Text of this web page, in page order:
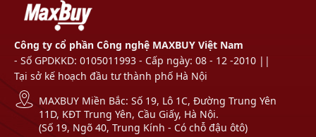
Công ty cổ phần Công nghệ MAXBUY Việt Nam
- Số GPDKKD: 0105011993 - Cấp ngày: 08 - 12 -2010 ||
Tại sở kế hoạch đầu tư thành phố Hà Nội
MAXBUY Miền Bắc: Số 19, Lô 1C, Đường Trung Yên
11D, KĐT Trung Yên, Cầu Giấy, Hà Nội.
(Số 19, Ngõ 40, Trung Kính - Có chỗ đậu ôtô)